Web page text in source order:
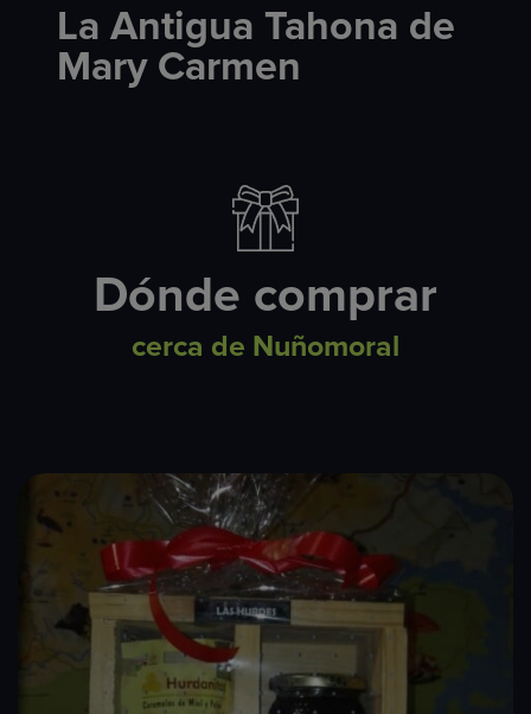
La Antigua Tahona de
Mary Carmen
Dónde comprar
cerca de Nuñomoral